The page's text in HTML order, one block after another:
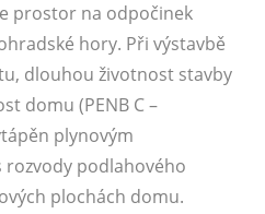
prostor na odpočinek
hory. Při výstavbě
dlouhou životnost stavby
domu (PENB C –
plynovým
podlahového
plochách domu.